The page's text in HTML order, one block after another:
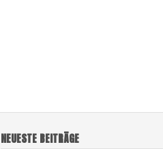
NEUESTE BEITRÄGE